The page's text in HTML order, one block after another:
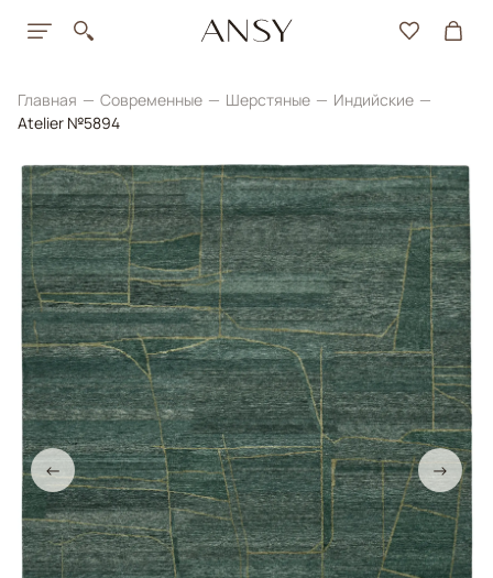
Главная Современные Шерстяные
Индийские
Atelier №5894
← →